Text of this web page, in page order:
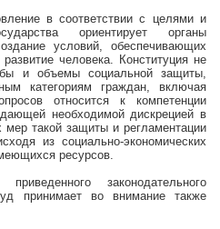
в соответствии с целями и
ориентирует органы
условий, обеспечивающих
человека. Конституция не
и объемы социальной защиты,
категориям граждан, включая
относится к компетенции
необходимой дискрецией в
мер такой защиты и регламентации
из социально-экономических
ресурсов.
приведенного законодательного
принимает во внимание также